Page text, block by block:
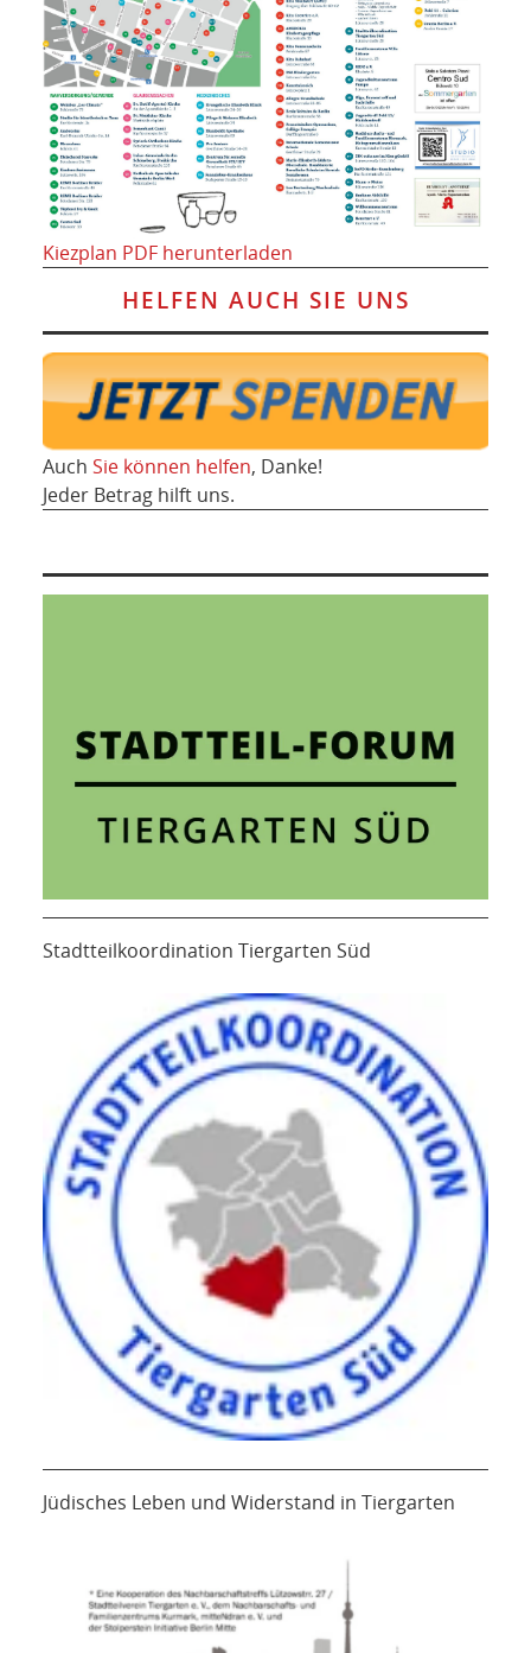
Kiezplan PDF herunterladen
HELFEN AUCH SIE UNS
Auch Sie können helfen, Danke!
Jeder Betrag hilft uns.
Stadtteilkoordination Tiergarten Süd
Jüdisches Leben und Widerstand in Tiergarten